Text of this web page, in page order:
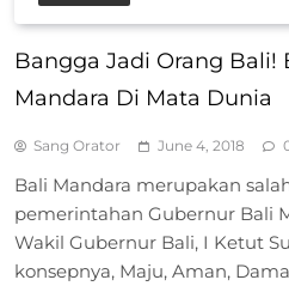
Bangga Jadi Orang Bali!
Mandara Di Mata Dunia
Sang Orator June 4, 2018
Bali Mandara merupakan
pemerintahan Gubernur Bali
Wakil Gubernur Bali, I Ketut
konsepnya, Maju, Aman,